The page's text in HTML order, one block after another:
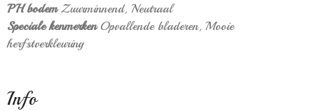
PH bodemZuurminnend, Neutraal
Speciale kenmerkenOpvallende bladeren, Mooie
herfstverkleuring
Info